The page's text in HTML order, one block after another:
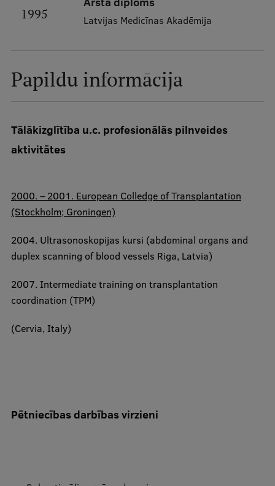
Profesionālās pilnveides kursi
Kvalifikācijas atbilstības pārbaude
Pētniecība
Zinātniskie institūti un laboratorijas
Pētniecības datu pārvaldība
RSU zinātnes portāls
Zinātnes ietekme
Pētniecības platformas
Pētniecības pakalpojumi
1995
Latvijas Medicīnas Akadēmija
Papildu informācija
Tālākizglītība​ u.c. profesionālās pilnveides
aktivitātes
2000. – 2001. European Colledge of Transplantation
(Stockholm; Groningen)
2004. Ultrasonoskopijas kursi (abdominal organs and
duplex scanning of blood vessels Riga, Latvia)
2007. Intermediate training on transplantation
coordination (TPM)
(Cervia, Italy)
Pētniecības darbības virzieni